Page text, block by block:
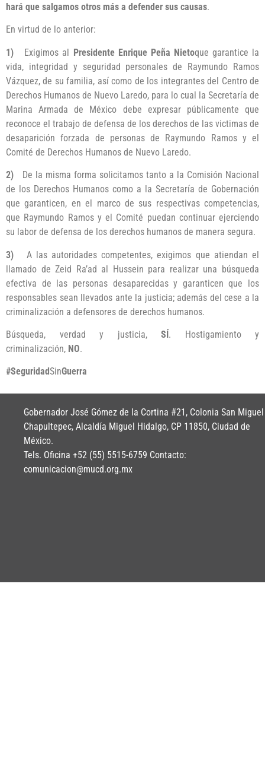
hará que salgamos otros más a defender sus causas.
En virtud de lo anterior:
1) Exigimos al Presidente Enrique Peña Nietoque garantice la
vida, integridad y seguridad personales de Raymundo Ramos
Vázquez, de su familia, así como de los integrantes del Centro de
Derechos Humanos de Nuevo Laredo, para lo cual la Secretaría de
Marina Armada de México debe expresar públicamente que
reconoce el trabajo de defensa de los derechos de las victimas de
desaparición forzada de personas de Raymundo Ramos y el
Comité de Derechos Humanos de Nuevo Laredo.
2) De la misma forma solicitamos tanto a la Comisión Nacional
de los Derechos Humanos como a la Secretaría de Gobernación
que garanticen, en el marco de sus respectivas competencias,
que Raymundo Ramos y el Comité puedan continuar ejerciendo
su labor de defensa de los derechos humanos de manera segura.
3) A las autoridades competentes, exigimos que atiendan el
llamado de Zeid Ra’ad al Hussein para realizar una búsqueda
efectiva de las personas desaparecidas y garanticen que los
responsables sean llevados ante la justicia; además del cese a la
criminalización a defensores de derechos humanos.
Búsqueda, verdad y justicia, SÍ. Hostigamiento y
criminalización, NO.
#SeguridadSinGuerra
Gobernador José Gómez de la Cortina #21, Colonia San Miguel
Chapultepec, Alcaldía Miguel Hidalgo, CP 11850, Ciudad de
México.
Tels. Oficina +52 (55) 5515-6759 Contacto:
comunicacion@mucd.org.mx